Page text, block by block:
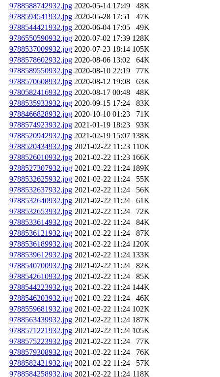
9788588742932.jpg 2020-05-14 17:49
48K
9788594541932.jpg 2020-05-28 17:51
47K
9788544421932.jpg 2020-06-04 17:05
49K
9786550590932.jpg 2020-07-02 17:39 128K
9788537009932.jpg 2020-07-23 18:14 105K
9788578602932.jpg 2020-08-06 13:02
64K
9788589550932.jpg 2020-08-10 22:19
77K
9788570608932.jpg 2020-08-12 19:08
63K
9780582416932.jpg 2020-08-17 00:48
48K
9788535933932.jpg 2020-09-15 17:24
83K
9788466828932.jpg 2020-10-10 01:23
71K
9788574923932.jpg 2021-01-19 18:23
93K
9788520942932.jpg 2021-02-19 15:07 138K
9788520434932.jpg 2021-02-22 11:23 110K
9788526010932.jpg 2021-02-22 11:23 166K
9788527307932.jpg 2021-02-22 11:24 189K
9788532625932.jpg 2021-02-22 11:24
55K
9788532637932.jpg 2021-02-22 11:24
56K
9788532640932.jpg 2021-02-22 11:24
61K
9788532653932.jpg 2021-02-22 11:24
72K
9788533614932.jpg 2021-02-22 11:24
84K
9788536121932.jpg 2021-02-22 11:24
87K
9788536189932.jpg 2021-02-22 11:24 120K
9788539612932.jpg 2021-02-22 11:24 133K
9788540700932.jpg 2021-02-22 11:24
82K
9788542610932.jpg 2021-02-22 11:24
85K
9788544223932.jpg 2021-02-22 11:24 144K
9788546203932.jpg 2021-02-22 11:24
46K
9788559681932.jpg 2021-02-22 11:24 102K
9788563439932.jpg 2021-02-22 11:24 187K
9788571221932.jpg 2021-02-22 11:24 105K
9788575223932.jpg 2021-02-22 11:24
77K
9788579308932.jpg 2021-02-22 11:24
76K
9788582421932.jpg 2021-02-22 11:24
57K
9788584258932.jpg 2021-02-22 11:24 118K